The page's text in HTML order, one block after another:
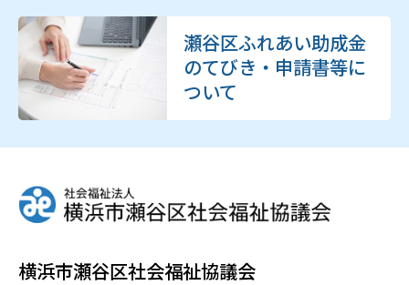
瀬谷区ふれあい助成金
のてびき・申請書等に
ついて
横浜市瀬谷区社会福祉協議会